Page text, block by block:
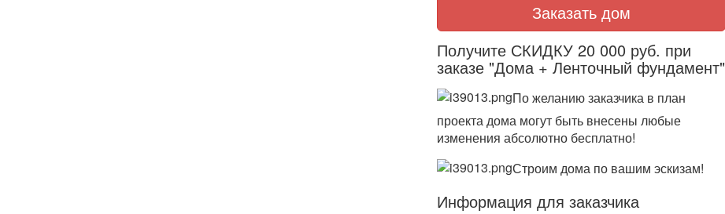
Заказать дом
Получите СКИДКУ 20 000 руб. при
заказе "Дома + Ленточный фундамент"
По желанию заказчика в план
проекта дома могут быть внесены любые
изменения абсолютно бесплатно!
Строим дома по вашим эскизам!
Информация для заказчика